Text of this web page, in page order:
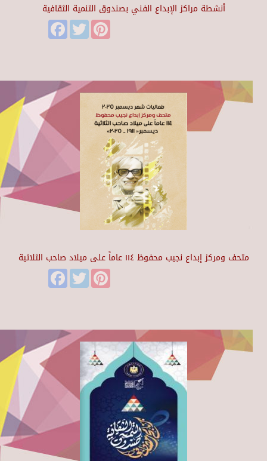
أنشطة مراكز الإبداع الفني بصندوق التنمية الثقافية
FacebookTwitter
متحف ومركز إبداع نجيب محفوظ ١١٤ عاماً على ميلاد صاحب الثلاثية
FacebookTwitter